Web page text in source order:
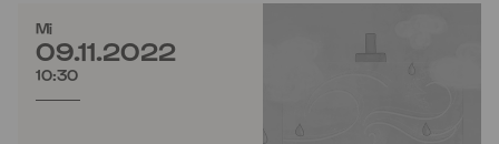
Mi
09.11.2022
10:30